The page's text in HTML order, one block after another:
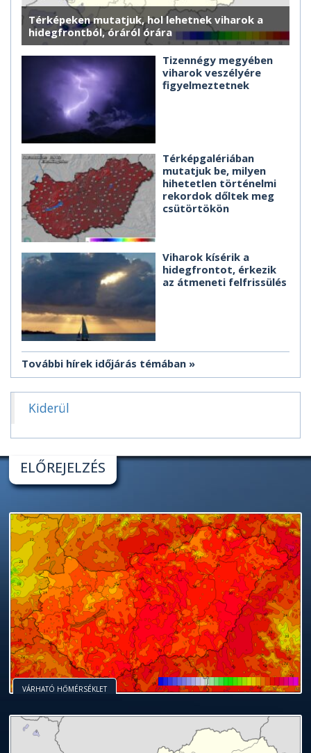
Térképeken mutatjuk, hol lehetnek viharok a
hidegfrontból, óráról órára
Tizennégy megyében
viharok veszélyére
figyelmeztetnek
Térképgalériában
mutatjuk be, milyen
hihetetlen történelmi
rekordok dőltek meg
csütörtökön
Viharok kísérik a
hidegfrontot, érkezik
az átmeneti felfrissülés
További hírek időjárás témában
Kiderül
ELŐREJELZÉS
VÁRHATÓ HŐMÉRSÉKLET